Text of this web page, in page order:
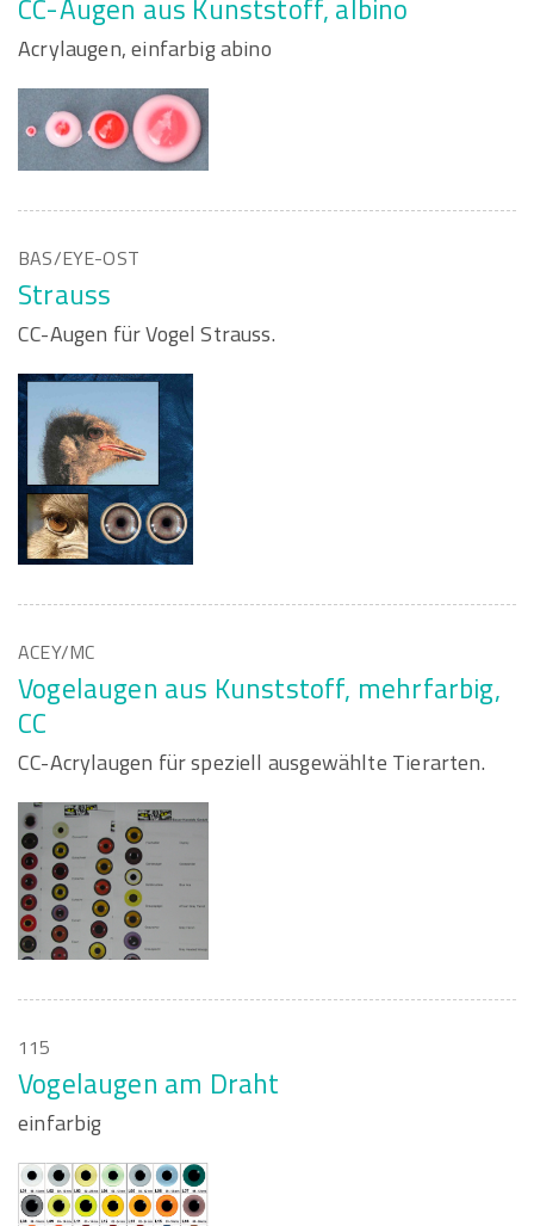
CC-Augen aus Kunststoff, albino
Acrylaugen, einfarbig abino
BAS/EYE-OST
Strauss
CC-Augen für Vogel Strauss.
ACEY/MC
Vogelaugen aus Kunststoff, mehrfarbig,
CC
CC-Acrylaugen für speziell ausgewählte Tierarten.
115
Vogelaugen am Draht
einfarbig